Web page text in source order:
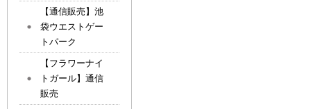
【通信販売】池
袋ウエストゲー
トパーク
【フラワーナイ
トガール】通信
販売